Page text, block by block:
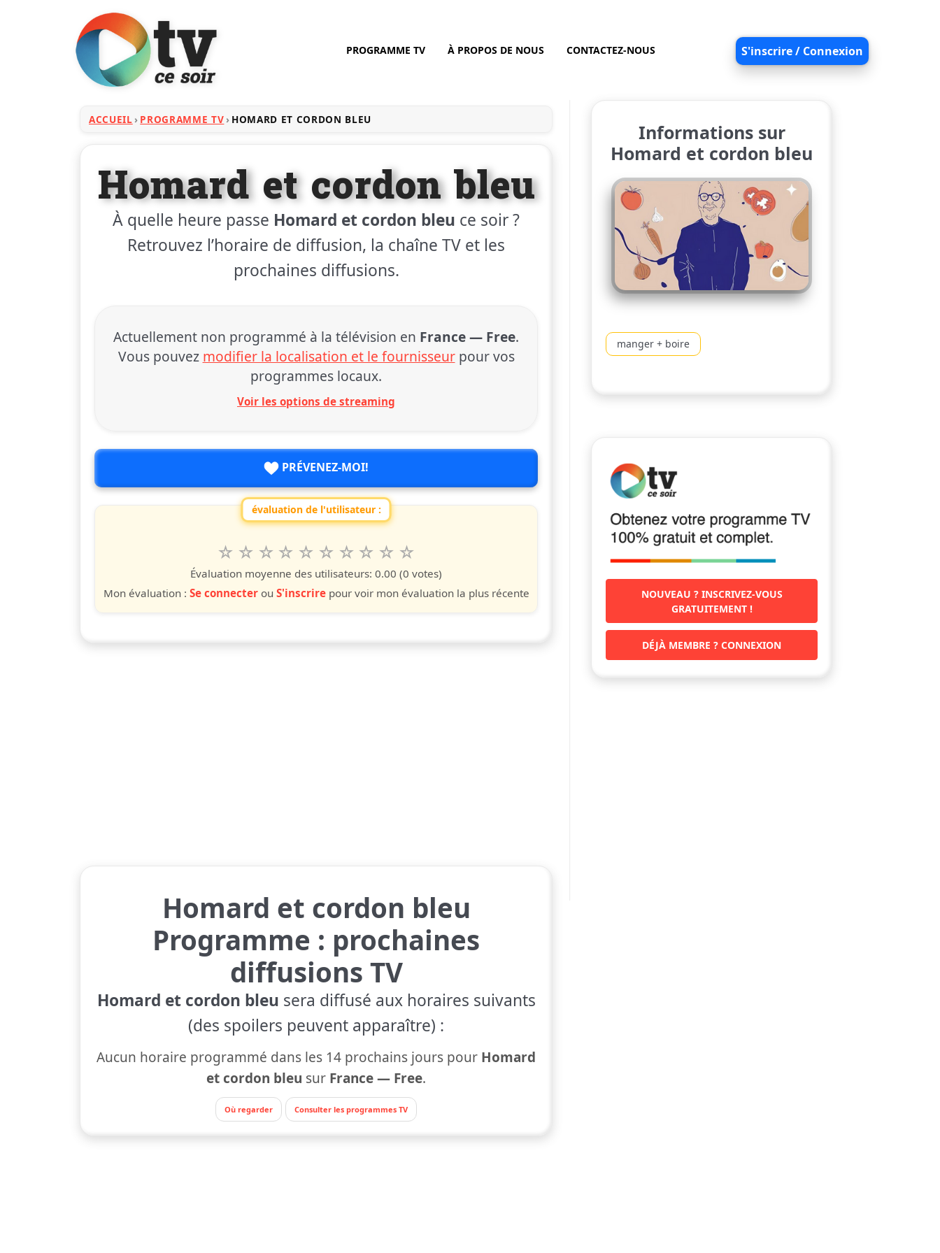
PROGRAMME TV À PROPOS DE NOUS CONTACTEZ-NOUS S'inscrire / Connexion
ACCUEIL PROGRAMME TV HOMARD ET CORDON BLEU
Homard et cordon bleu
À quelle heure passe Homard et cordon bleu ce soir ?
Retrouvez l’horaire de diffusion, la chaîne TV et les
prochaines diffusions.
Actuellement non programmé à la télévision en France — Free.
Vous pouvez modifier la localisation et le fournisseurpour vos
programmes locaux.
Voir les options de streaming
PRÉVENEZ-MOI!
évaluation de l'utilisateur :
Valuta questo spettacolo da 1 a 10 étoiles
10
étoiles
9
étoiles
8
étoiles
7
étoiles
6
étoiles
5
étoiles
4
étoiles
3
étoiles
2
étoiles
étoile
Évaluation moyenne des utilisateurs: 0.00 (0 votes)
Mon évaluation : Se connecterou S'inscrirepour voir mon évaluation la plus récente
Homard et cordon bleu
Programme : prochaines
diffusions TV
Homard et cordon bleu sera diffusé aux horaires suivants
(des spoilers peuvent apparaître) :
Aucun horaire programmé dans les 14 prochains jours pour Homard
et cordon bleu sur France — Free.
Où regarder Consulter les programmes TV
Informations sur
Homard et cordon bleu
manger + boire
NOUVEAU ? INSCRIVEZ-VOUS
GRATUITEMENT !
DÉJÀ MEMBRE ? CONNEXION